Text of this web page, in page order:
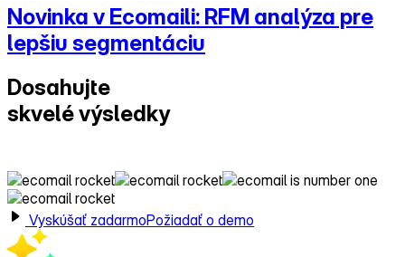
Novinka v Ecomaili: RFM analýza pre
lepšiu segmentáciu
Dosahujte
skvelé výsledky
Vyskúšať zadarmoPožiadať o demo